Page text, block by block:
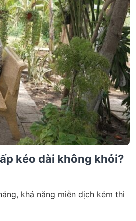
kéo dài không khỏi?
khả năng miễn dịch kém thì